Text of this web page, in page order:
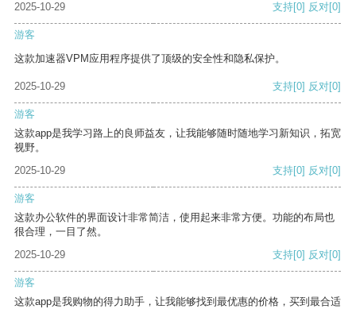
2025-10-29
支持[0] 反对[0]
游客
这款加速器VPM应用程序提供了顶级的安全性和隐私保护。
2025-10-29 支持[0] 反对[0]
游客
这款app是我学习路上的良师益友，让我能够随时随地学习新知识，拓宽
视野。
2025-10-29
支持[0] 反对[0]
游客
这款办公软件的界面设计非常简洁，使用起来非常方便。功能的布局也
很合理，一目了然。
2025-10-29
支持[0] 反对[0]
游客
这款app是我购物的得力助手，让我能够找到最优惠的价格，买到最合适